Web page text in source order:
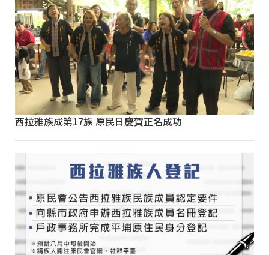
西拉雅族成第17族 原民日慶賀正名成功